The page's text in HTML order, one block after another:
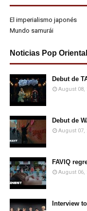
El imperialismo japonés
Mundo samurái
Noticias Pop Oriental
Debut de
August 08,
Debut de
August 07,
FAVIQ
August 06,
Interview